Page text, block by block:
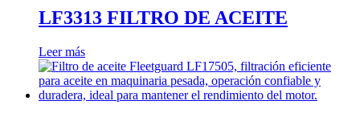
LF3313 FILTRO DE ACEITE
Leer más